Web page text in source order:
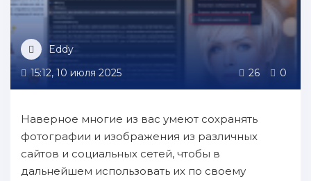
Eddy
15:12, 10 июля 2025
26 0
Наверное многие из вас умеют сохранять
фотографии и изображения из различных
сайтов и социальных сетей, чтобы в
дальнейшем использовать их по своему